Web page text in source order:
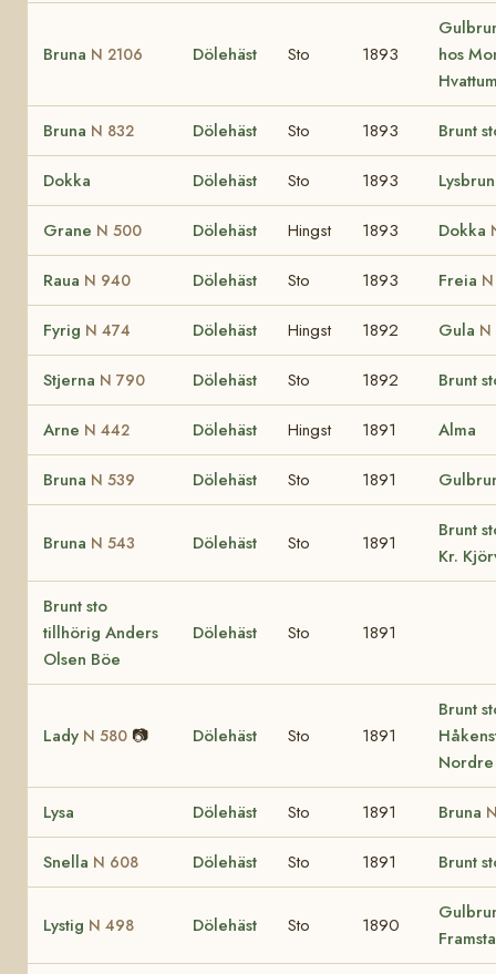
Bruna N 2106 Dölehäst Sto 1893
hos
Bruna N 832 Dölehäst Sto 1893 Brunt
Dokka Dölehäst Sto 1893
Grane N 500 Dölehäst Hingst 1893 Dokka
Raua N 940 Dölehäst Sto 1893 Freia
Fyrig N 474 Dölehäst Hingst 1892 Gula N
Stjerna N 790 Dölehäst Sto 1892 Brunt
Arne N 442 Dölehäst Hingst 1891 Alma
Bruna N 539 Dölehäst Sto 1891
Bruna N 543 Dölehäst Sto 1891
Brunt
Kr.
Brunt sto
tillhörig Anders
Olsen Böe
Dölehäst Sto 1891
Lady N 580 📷 Dölehäst Sto 1891
Brunt
Lysa Dölehäst Sto 1891 Bruna
Snella N 608 Dölehäst Sto 1891 Brunt
Lystig N 498 Dölehäst Sto 1890